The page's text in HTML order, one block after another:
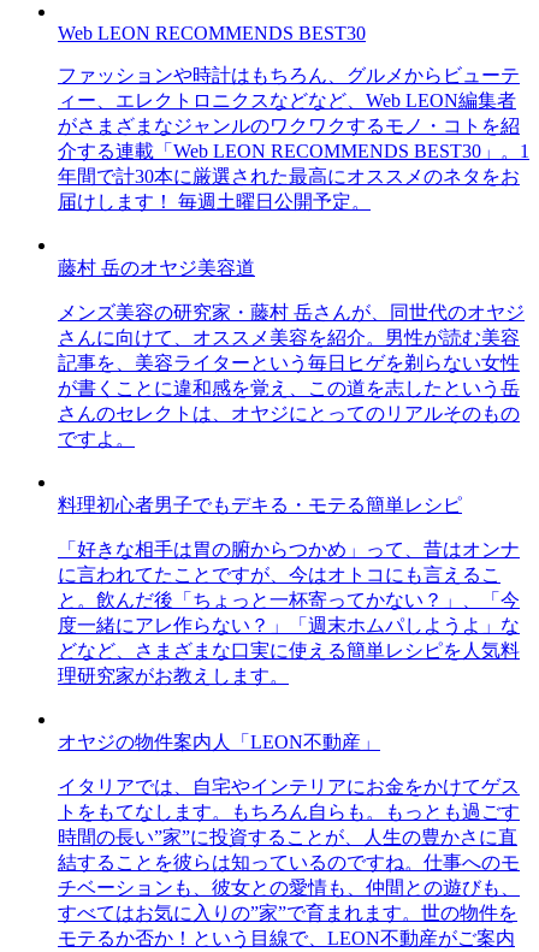
Web LEON RECOMMENDS BEST30
ファッションや時計はもちろん、グルメからビューテ
ィー、エレクトロニクスなどなど、Web LEON編集者
がさまざまなジャンルのワクワクするモノ・コトを紹
介する連載「Web LEON RECOMMENDS BEST30」。1
年間で計30本に厳選された最高にオススメのネタをお
届けします！ 毎週土曜日公開予定。
藤村 岳のオヤジ美容道
メンズ美容の研究家・藤村 岳さんが、同世代のオヤジ
さんに向けて、オススメ美容を紹介。男性が読む美容
記事を、美容ライターという毎日ヒゲを剃らない女性
が書くことに違和感を覚え、この道を志したという岳
さんのセレクトは、オヤジにとってのリアルそのもの
ですよ。
料理初心者男子でもデキる・モテる簡単レシピ
「好きな相手は胃の腑からつかめ」って、昔はオンナ
に言われてたことですが、今はオトコにも言えるこ
と。飲んだ後「ちょっと一杯寄ってかない？」、「今
度一緒にアレ作らない？」「週末ホムパしようよ」な
どなど、さまざまな口実に使える簡単レシピを人気料
理研究家がお教えします。
オヤジの物件案内人「LEON不動産」
イタリアでは、自宅やインテリアにお金をかけてゲス
トをもてなします。もちろん自らも。もっとも過ごす
時間の長い”家”に投資することが、人生の豊かさに直
結することを彼らは知っているのですね。仕事へのモ
チベーションも、彼女との愛情も、仲間との遊びも、
すべてはお気に入りの”家”で育まれます。世の物件を
モテるか否か！という目線で、LEON不動産がご案内